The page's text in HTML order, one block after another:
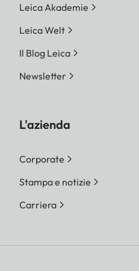
Leica Akademie
Leica Welt
Il Blog Leica
Newsletter
L'azienda
Corporate
Stampa e notizie
Carriera